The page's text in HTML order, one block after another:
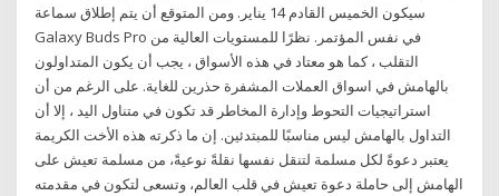
سيكون الخميس القادم 14 يناير. ومن المتوقع أن يتم إطلاق سماعة
Galaxy Buds Pro في نفس المؤتمر. نظرًا للمستويات العالية من
التقلب ، كما هو معتاد في هذه الأسواق ، يجب أن يكون المتداولون
بالهامش في اسواق العملات المشفرة حذرين للغاية. على الرغم من أن
استراتيجيات التحوط وإدارة المخاطر قد تكون في متناول اليد ، إلا أن
التداول بالهامش ليس مناسبًا للمبتدئين. إن ما ذكرته هذه الأخت الكريمة
يعتبر دعوةً لكل مسلمة لتنقل نفسها نقلةً نوعيةً، من مسلمة تعيش على
الهامش إلى حاملة دعوة تعيش في قلب العالم، وتسعى لتكون في مقدمته